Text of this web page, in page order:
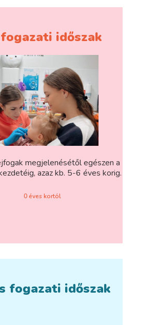
időszak
megjelenésétől egészen a
azaz kb. 5-6 éves korig.
0 éves kortól
fogazati időszak